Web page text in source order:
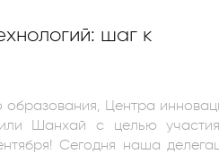
шаг к
образования, Центра
Шанхай с целью